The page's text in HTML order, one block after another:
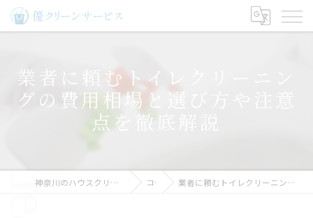
業者に頼むトイレクリーニン
グの費用相場と選び方や注意
点を徹底解説
神奈川のハウスクリーニングなら優クリーンサービス コラム 業者に頼むトイレクリーニングの費用相場と選び方や注意点を徹底解説